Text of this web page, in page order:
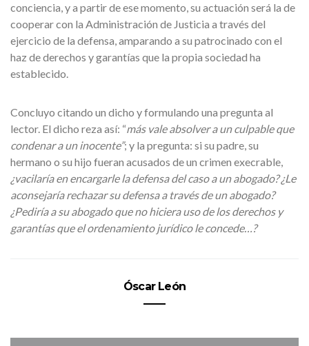
conciencia, y a partir de ese momento, su actuación será la de
cooperar con la Administración de Justicia a través del
ejercicio de la defensa, amparando a su patrocinado con el
haz de derechos y garantías que la propia sociedad ha
establecido.
Concluyo citando un dicho y formulando una pregunta al
lector. El dicho reza así: “más vale absolver a un culpable que
condenar a un inocente”; y la pregunta: si su padre, su
hermano o su hijo fueran acusados de un crimen execrable,
¿vacilaría en encargarle la defensa del caso a un abogado? ¿Le
aconsejaría rechazar su defensa a través de un abogado?
¿Pediría a su abogado que no hiciera uso de los derechos y
garantías que el ordenamiento jurídico le concede…?
Óscar León